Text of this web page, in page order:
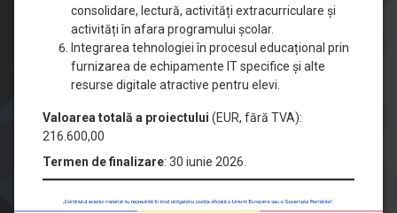
consolidare, lectură, activități extracurriculare și
activități în afara programului școlar.
Integrarea tehnologiei în procesul educațional prin
furnizarea de echipamente IT specifice și alte
resurse digitale atractive pentru elevi.
Valoarea totală a proiectului (EUR, fără TVA):
216.600,00
Termen de finalizare: 30 iunie 2026.